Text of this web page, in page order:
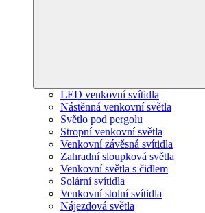
LED venkovní svítidla
Nástěnná venkovní světla
Světlo pod pergolu
Stropní venkovní světla
Venkovní závěsná svítidla
Zahradní sloupková světla
Venkovní světla s čidlem
Solární svítidla
Venkovní stolní svítidla
Nájezdová světla